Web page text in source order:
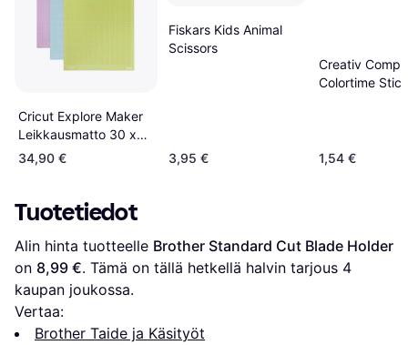
Cricut Explore Maker
Leikkausmatto 30 x
60 cm
34,90 €
Fiskars Kids Animal
Scissors
3,95 €
Creativ
Colortime
1,54 €
Tuotetiedot
Alin hinta tuotteelle Brother Standard Cut Blade Holder
on 8,99 €. Tämä on tällä hetkellä halvin tarjous 4
kaupan joukossa.
Vertaa:
Brother Taide ja Käsityöt